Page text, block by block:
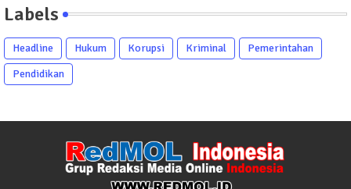
Labels
Headline Hukum Korupsi Kriminal
Pemerintahan
Pendidikan